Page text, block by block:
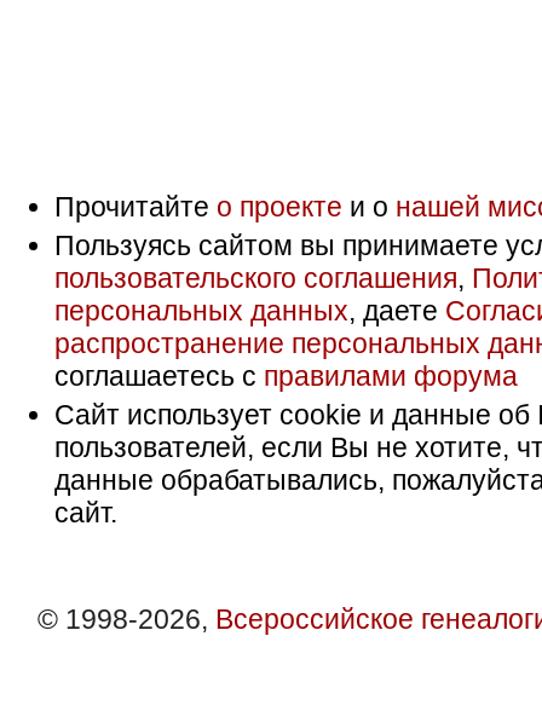
Прочитайте о проекте и о нашей
Пользуясь сайтом вы принимаете
пользовательского соглашения,
персональных данных, даете
распространение персональных
соглашаетесь с правилами форума
Сайт использует cookie и данные об
пользователей, если Вы не хотите,
данные обрабатывались,
сайт.
© 1998-2026, Всероссийское